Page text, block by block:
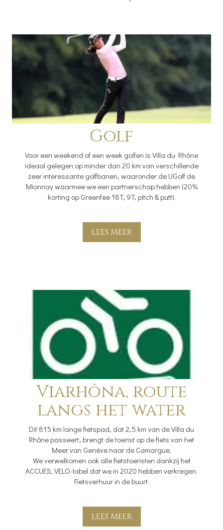
Golf
Voor een weekend of een week golfen is Villa du Rhône
ideaal gelegen op minder dan 20 km van verschillende
zeer interessante golfbanen, waaronder de UGolf de
Mionnay waarmee we een partnerschap hebben (20%
korting op Greenfee 18T, 9T, pitch & putt).
LEES MEER
Viarhôna, route
langs het water
Dit 815 km lange fietspad, dat 2,5 km van de Villa du
Rhône passeert, brengt de toerist op de fiets van het
Meer van Genève naar de Camargue.
We verwelkomen ook alle fietstoeristen dankzij het
ACCUEIL VELO-label dat we in 2020 hebben verkregen.
Fietsverhuur in de buurt.
LEES MEER